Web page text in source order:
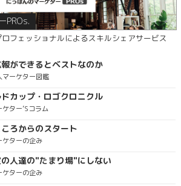
PROs.
フェッショナルによるスキルシェアサービス
ができるとベストなのか
マーケター図鑑
カップ・ロゴクロニクル
ケター’Sコラム
ろからのスタート
ケターの企み
人達の"たまり場"にしない
ケターの企み